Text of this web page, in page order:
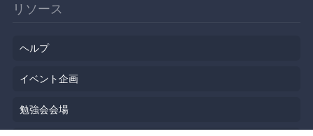
リソース
ヘルプ
イベント企画
勉強会会場